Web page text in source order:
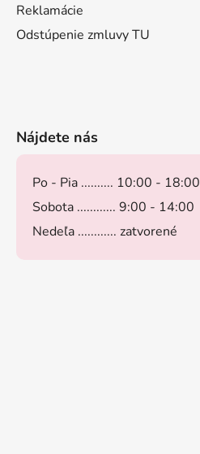
Reklamácie
Odstúpenie zmluvy TU
Nájdete nás
Po - Pia .......... 10:00 - 18:00
Sobota ............ 9:00 - 14:00
Nedeľa ............ zatvorené